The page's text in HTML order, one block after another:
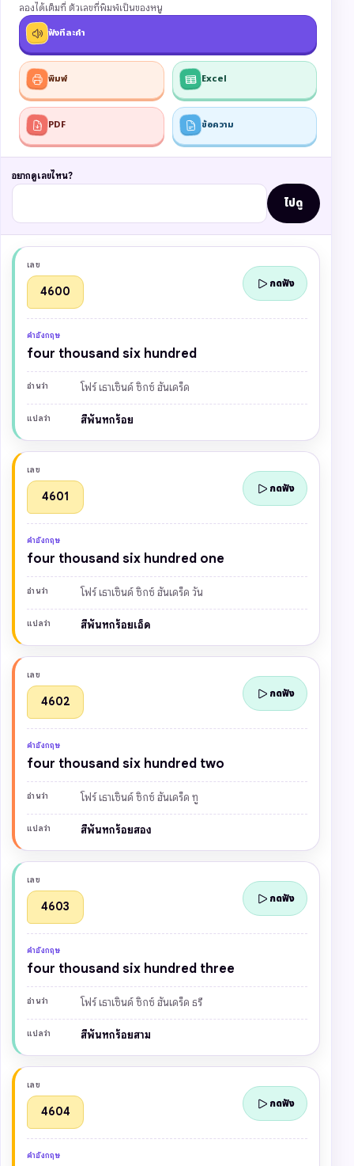
ลองได้เต็มที่ ตัวเลขที่พิมพ์เป็นของหนู
ฟังทีละคำ
พิมพ์ Excel
PDF ข้อความ
อยากดูเลขไหน?
ไปดู
ตารางตัวเลขภาษาอังกฤษ พร้อมคำอ่าน ความหมาย และปุ่มฟังเสียง
เลข
เลข
4600
คำอังกฤษ
four thousand six hundred
อ่านว่า โฟร์ เธาเซินด์ ซิกซ์ ฮันเดร็ด
แปลว่า สี่พันหกร้อย
กดฟัง
เลข
4601
คำอังกฤษ
four thousand six hundred one
อ่านว่า โฟร์ เธาเซินด์ ซิกซ์ ฮันเดร็ด วัน
แปลว่า สี่พันหกร้อยเอ็ด
กดฟัง
เลข
4602
คำอังกฤษ
four thousand six hundred two
อ่านว่า โฟร์ เธาเซินด์ ซิกซ์ ฮันเดร็ด ทู
แปลว่า สี่พันหกร้อยสอง
กดฟัง
เลข
4603
คำอังกฤษ
four thousand six hundred three
อ่านว่า โฟร์ เธาเซินด์ ซิกซ์ ฮันเดร็ด ธรี
แปลว่า สี่พันหกร้อยสาม
กดฟัง
เลข
4604
คำอังกฤษ
กดฟัง